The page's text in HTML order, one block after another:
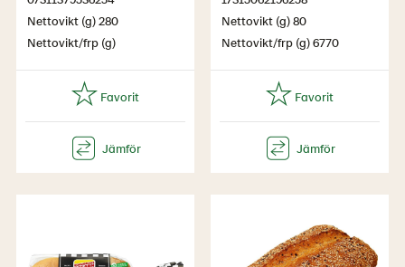
Nettovikt (g) 280
Nettovikt/frp (g)
Nettovikt (g) 80
Nettovikt/frp (g) 6770